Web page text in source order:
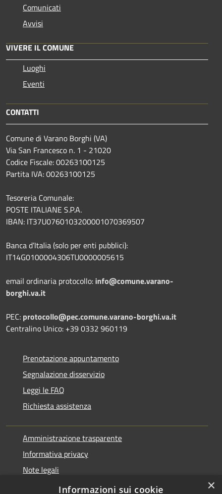
Comunicati
Avvisi
VIVERE IL COMUNE
Luoghi
Eventi
CONTATTI
Comune di Varano Borghi (VA)
Via San Francesco n. 1 - 21020
Codice Fiscale: 00263100125
Partita IVA: 00263100125
Tesoreria Comunale:
POSTE ITALIANE S.P.A.
IBAN: IT37U0760103200001070369507
Banca d’Italia (solo per enti pubblici):
IT14G0100004306TU0000005615
email ordinaria protocollo: info@comune.varano-
borghi.va.it
PEC: protocollo@pec.comune.varano-borghi.va.it
Centralino Unico: +39 0332 960119
Prenotazione appuntamento
Segnalazione disservizio
Leggi le FAQ
Richiesta assistenza
Amministrazione trasparente
Informativa privacy
Note legali
Dichiarazione di accessibilità
×
Informazioni sui cookie